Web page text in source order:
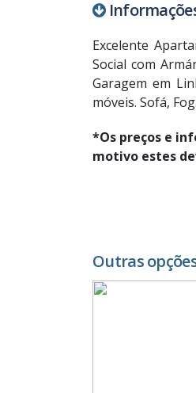
Excelente
Social com
Garagem em
móveis. Sofá,
*Os preços e
motivo estes
Outras